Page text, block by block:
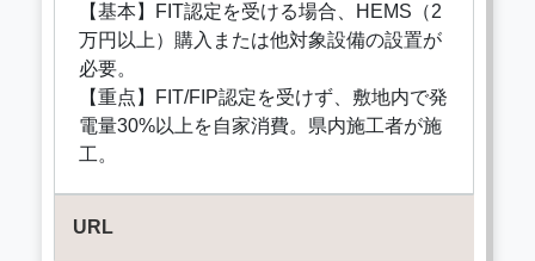
【基本】FIT認定を受ける場合、HEMS（2
万円以上）購入または他対象設備の設置が
必要。
【重点】FIT/FIP認定を受けず、敷地内で発
電量30%以上を自家消費。県内施工者が施
工。
URL